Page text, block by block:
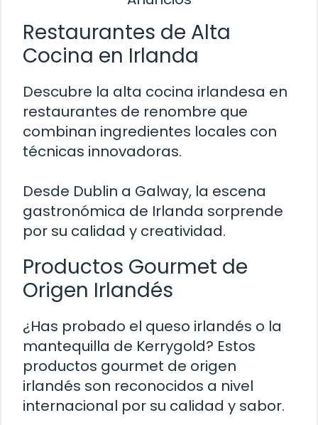
Restaurantes de Alta
Cocina en Irlanda
Descubre la alta cocina irlandesa en
restaurantes de renombre que
combinan ingredientes locales con
técnicas innovadoras.
Desde Dublin a Galway, la escena
gastronómica de Irlanda sorprende
por su calidad y creatividad.
Productos Gourmet de
Origen Irlandés
¿Has probado el queso irlandés o la
mantequilla de Kerrygold? Estos
productos gourmet de origen
irlandés son reconocidos a nivel
internacional por su calidad y sabor.